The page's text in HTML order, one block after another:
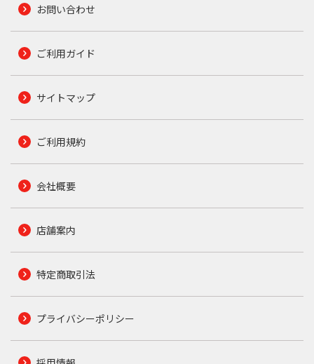
お問い合わせ
ご利用ガイド
サイトマップ
ご利用規約
会社概要
店舗案内
特定商取引法
プライバシーポリシー